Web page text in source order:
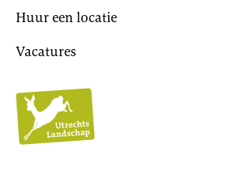
Huur een locatie
Vacatures